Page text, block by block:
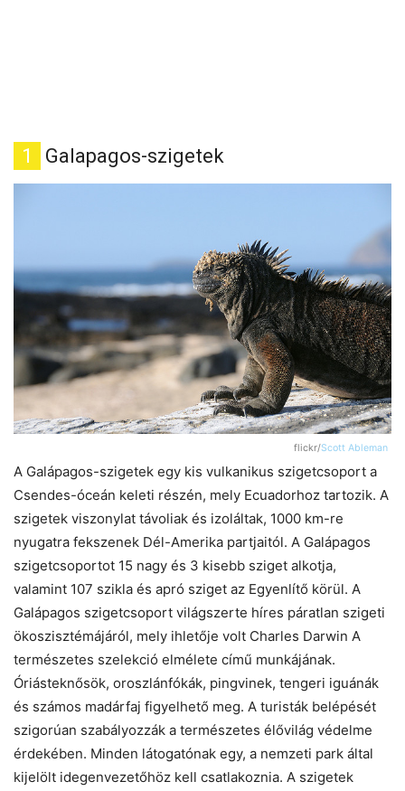
1 Galapagos-szigetek
flickr/Scott Ableman
A Galápagos-szigetek egy kis vulkanikus szigetcsoport a
Csendes-óceán keleti részén, mely Ecuadorhoz tartozik. A
szigetek viszonylat távoliak és izoláltak, 1000 km-re
nyugatra fekszenek Dél-Amerika partjaitól. A Galápagos
szigetcsoportot 15 nagy és 3 kisebb sziget alkotja,
valamint 107 szikla és apró sziget az Egyenlítő körül. A
Galápagos szigetcsoport világszerte híres páratlan szigeti
ökoszisztémájáról, mely ihletője volt Charles Darwin A
természetes szelekció elmélete című munkájának.
Óriásteknősök, oroszlánfókák, pingvinek, tengeri iguánák
és számos madárfaj figyelhető meg. A turisták belépését
szigorúan szabályozzák a természetes élővilág védelme
érdekében. Minden látogatónak egy, a nemzeti park által
kijelölt idegenvezetőhöz kell csatlakoznia. A szigetek